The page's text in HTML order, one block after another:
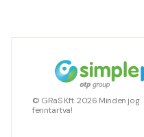
© GRaS Kft. 2026 Minden jog
fenntartva!